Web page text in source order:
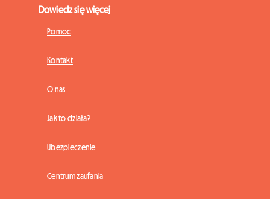
Dowiedz się więcej
Pomoc
Kontakt
O nas
Jak to działa?
Ubezpieczenie
Centrum zaufania